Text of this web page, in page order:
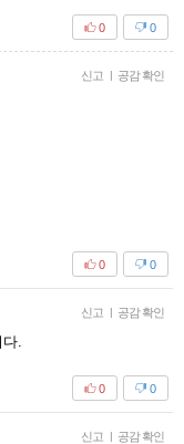
0
0
신고 | 공감 확인
0
0
신고 | 공감 확인
.
0
0
신고 | 공감 확인